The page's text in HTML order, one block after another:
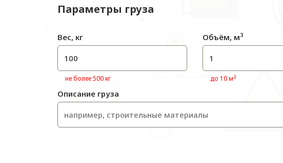
Параметры груза
Вес, кг
не более 500 кг
Объём, м3
до 10 м3
Описание груза